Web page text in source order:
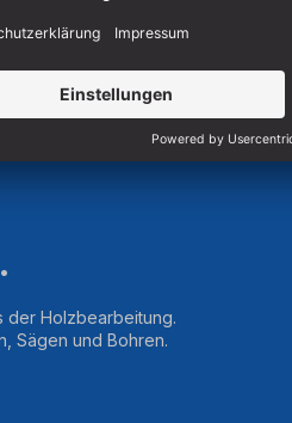
der Holzbearbeitung.
Sägen und Bohren.